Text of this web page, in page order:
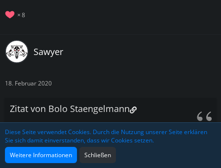
8
Sawyer
18. Februar 2020
Zitat von Bolo Staengelmann
Spoiler anzeigen
Alles anzeigen
Da ich ja hier primär der Sündenbock sein soll bzw meine
Diese Seite verwendet Cookies. Durch die Nutzung unserer Seite erklären
Sie sich damit einverstanden, dass wir Cookies setzen.
Weitere Informationen
Schließen